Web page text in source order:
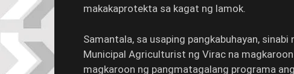
makakaprotekta sa kagat ng lamok.
Samantala, sa usaping pangkabuhayan,
Municipal Agriculturist ng Virac na
magkaroon ng pangmatagalang programa